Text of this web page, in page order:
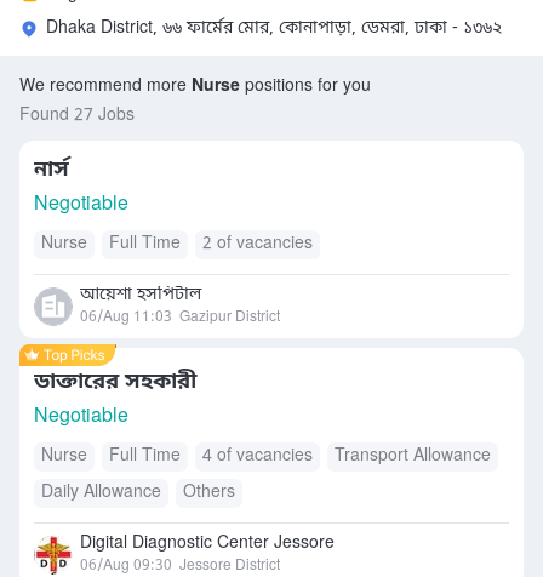
Dhaka District, ৬৬ ফার্মের মোর, কোনাপাড়া, ডেমরা, ঢাকা - ১৩৬২
We recommend more Nurse positions for you
Found 27 Jobs
নার্স
Negotiable
Nurse Full Time 2 of vacancies
আয়েশা হসপিটাল
06/Aug 11:03 Gazipur District
ডাক্তারের সহকারী
Negotiable
Nurse Full Time 4 of vacancies
Transport Allowance
Daily Allowance
Others
Digital Diagnostic Center Jessore
06/Aug 09:30 Jessore District